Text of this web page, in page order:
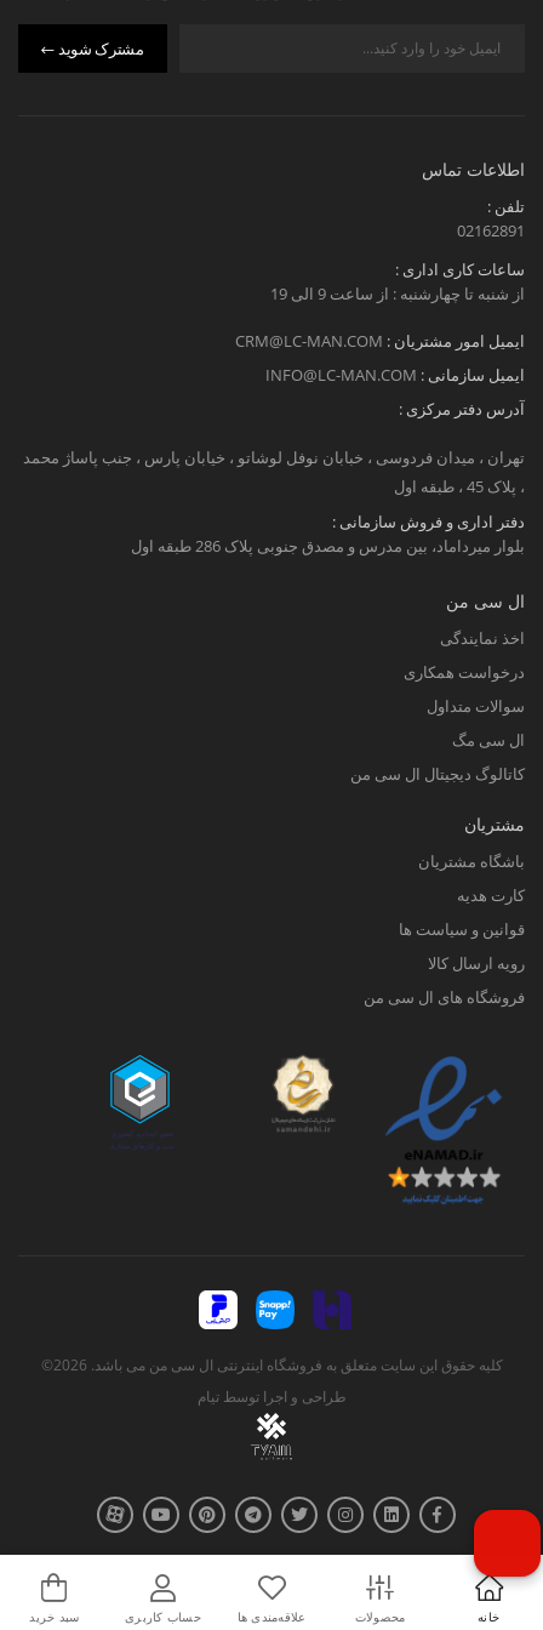
مشترک شوید
اطلاعات تماس
تلفن :
02162891
ساعات کاری اداری :
از شنبه تا چهارشنبه : از ساعت 9 الی 19
ایمیل امور مشتریان : CRM@LC-MAN.COM
ایمیل سازمانی : INFO@LC-MAN.COM
آدرس دفتر مرکزی :
تهران ، میدان فردوسی ، خبابان نوفل لوشاتو ، خیابان پارس ، جنب پاساژ محمد
، پلاک 45 ، طبقه اول
دفتر اداری و فروش سازمانی :
بلوار میرداماد، بین مدرس و مصدق جنوبی پلاک 286 طبقه اول
ال سی من
اخذ نمایندگی
درخواست همکاری
سوالات متداول
ال سی مگ
کاتالوگ دیجیتال ال سی من
مشتریان
باشگاه مشتریان
کارت هدیه
قوانین و سیاست ها
رویه ارسال کالا
فروشگاه های ال سی من
کلیه حقوق این سایت متعلق به فروشگاه اینترنتی ال سی من می باشد. 2026©
طراحی و اجرا توسطتیام
خانه محصولات علاقه‌مندی ها حساب کاربری سبد خرید